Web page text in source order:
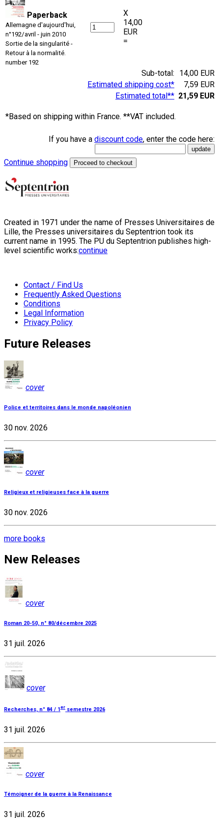
Paperback
Allemagne d'aujourd'hui,
n°192/avril - juin 2010
Sortie de la singularité -
Retour à la normalité.
number 192
X
14,00
EUR
=
Sub-total:
14,00 EUR
Estimated shipping cost*
7,59 EUR
Estimated total** 21,59 EUR
*Based on shipping within France. **VAT included.
If you have a discount code, enter the code here:
Continue shopping Proceed to checkout
Created in 1971 under the name of Presses Universitaires de
Lille, the Presses universitaires du Septentrion took its
current name in 1995. The PU du Septentrion publishes high-
level scientific works:continue
Contact / Find Us
Frequently Asked Questions
Conditions
Legal Information
Privacy Policy
Future Releases
cover
Police et territoires dans le monde napoléonien
30 nov. 2026
cover
Religieux et religieuses face à la guerre
30 nov. 2026
more books
New Releases
cover
Roman 20-50, n° 80/décembre 2025
31 juil. 2026
cover
Recherches, n° 84 / 1er semestre 2026
31 juil. 2026
cover
Témoigner de la guerre à la Renaissance
31 juil. 2026